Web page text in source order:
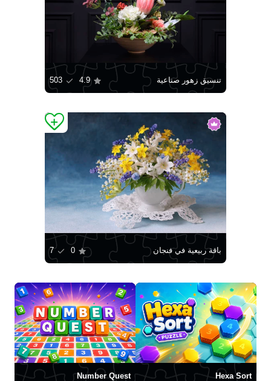
تنسيق زهور صناعية 4.9
503
باقة ربيعية في فنجان 0
7
Hexa Sort
Number Quest